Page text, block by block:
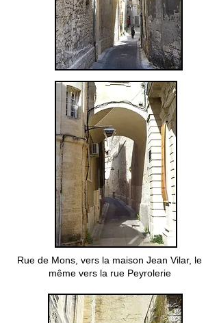
Rue de Mons, vers la maison Jean Vilar, le
même vers la rue Peyrolerie